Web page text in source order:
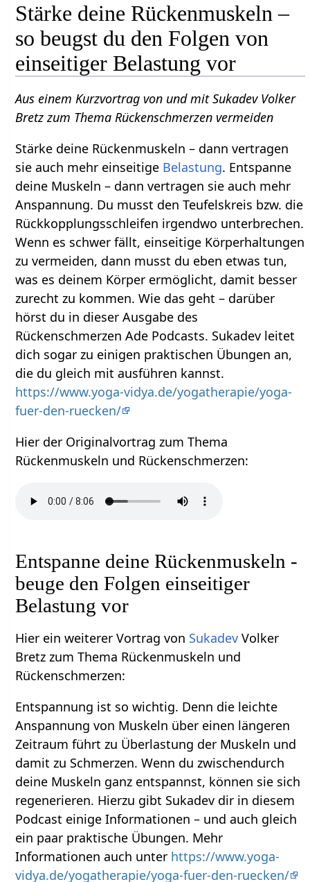
Stärke deine Rückenmuskeln –
so beugst du den Folgen von
einseitiger Belastung vor
Aus einem Kurzvortrag von und mit Sukadev Volker
Bretz zum Thema Rückenschmerzen vermeiden
Stärke deine Rückenmuskeln – dann vertragen
sie auch mehr einseitige Belastung. Entspanne
deine Muskeln – dann vertragen sie auch mehr
Anspannung. Du musst den Teufelskreis bzw. die
Rückkopplungsschleifen irgendwo unterbrechen.
Wenn es schwer fällt, einseitige Körperhaltungen
zu vermeiden, dann musst du eben etwas tun,
was es deinem Körper ermöglicht, damit besser
zurecht zu kommen. Wie das geht – darüber
hörst du in dieser Ausgabe des
Rückenschmerzen Ade Podcasts. Sukadev leitet
dich sogar zu einigen praktischen Übungen an,
die du gleich mit ausführen kannst.
https://www.yoga-vidya.de/yogatherapie/yoga-
fuer-den-ruecken/
Hier der Originalvortrag zum Thema
Rückenmuskeln und Rückenschmerzen:
Entspanne deine Rückenmuskeln -
beuge den Folgen einseitiger
Belastung vor
Hier ein weiterer Vortrag von Sukadev Volker
Bretz zum Thema Rückenmuskeln und
Rückenschmerzen:
Entspannung ist so wichtig. Denn die leichte
Anspannung von Muskeln über einen längeren
Zeitraum führt zu Überlastung der Muskeln und
damit zu Schmerzen. Wenn du zwischendurch
deine Muskeln ganz entspannst, können sie sich
regenerieren. Hierzu gibt Sukadev dir in diesem
Podcast einige Informationen – und auch gleich
ein paar praktische Übungen. Mehr
Informationen auch unter https://www.yoga-
vidya.de/yogatherapie/yoga-fuer-den-ruecken/